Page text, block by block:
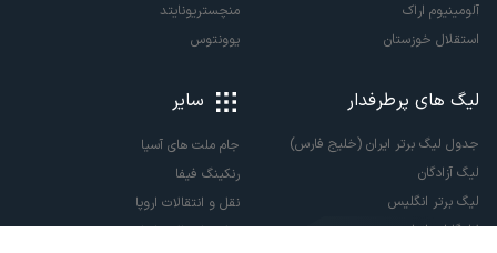
آلومینیوم اراک
استقلال خوزستان
منچستریونایتد
یوونتوس
لیگ های پرطرفدار
جدول لیگ برتر ایران (خلیج فارس)
لیگ آزادگان
لیگ برتر انگلیس
لالیگا اسپانیا
سایر
جام ملت های آسیا
رنکینگ فیفا
نقل و انتقالات اروپا
نقل و انتقالات ایران